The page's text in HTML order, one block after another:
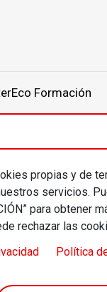
Formación
propias y de
servicios.
para
rechazar las
Política